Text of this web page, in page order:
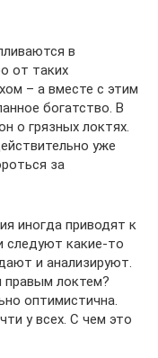
в
от таких
– а вместе с этим
богатство. В
о грязных локтях.
уже
за
иногда приводят к
следуют какие-то
и анализируют.
правым локтем?
оптимистична.
у всех. С чем это